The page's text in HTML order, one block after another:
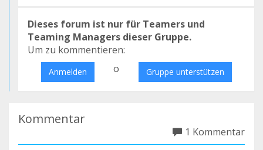
Dieses forum ist nur für Teamers und
Teaming Managers dieser Gruppe.
Um zu kommentieren:
Anmelden o Gruppe unterstützen
Kommentar
1 Kommentar